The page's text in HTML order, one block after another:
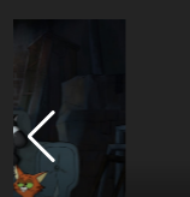
Star Wars :
Neuvième Jedi